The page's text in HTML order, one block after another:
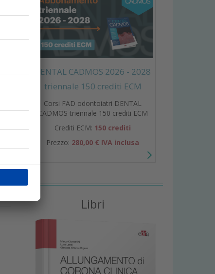
DENTAL CADMOS 2026 - 2028
triennale 150 crediti ECM
Corsi FAD odontoiatri DENTAL
CADMOS triennale 150 crediti ECM
Crediti ECM: 150 crediti
Prezzo: 280,00 € IVA inclusa
Libri